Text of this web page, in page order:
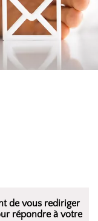
de vous rediriger
répondre à votre